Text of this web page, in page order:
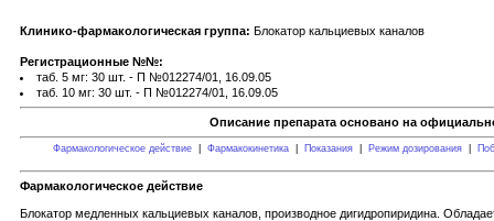
Клинико-фармакологическая группа: Блокатор кальциевых каналов
Регистрационные №№:
таб. 5 мг: 30 шт. - П №012274/01, 16.09.05
таб. 10 мг: 30 шт. - П №012274/01, 16.09.05
Описание препарата основано на
Фармакологическое действие Фармакокинетика Показания Режим дозирования
Фармакологическое действие
Блокатор медленных кальциевых каналов, производное дигидропиридина.